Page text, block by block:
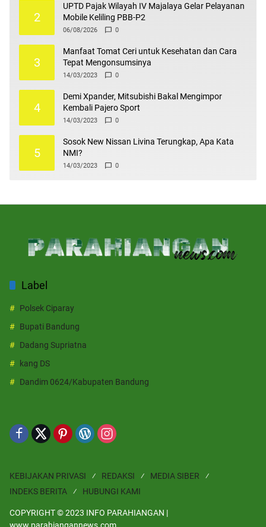
2
UPTD Pajak Wilayah IV Majalaya Gelar Pelayanan
Mobile Keliling PBB-P2
06/08/2026 0
3
Manfaat Tomat Ceri untuk Kesehatan dan Cara
Tepat Mengonsumsinya
14/03/2023 0
4
Demi Xpander, Mitsubishi Bakal Mengimpor
Kembali Pajero Sport
14/03/2023 0
5
Sosok New Nissan Livina Terungkap, Apa Kata
NMI?
14/03/2023 0
Label
Polsek Ciparay
Bupati Bandung
Dadang Supriatna
kang DS
Dandim 0624/Kabupaten Bandung
KEBIJAKAN PRIVASI REDAKSI
MEDIA SIBER
INDEKS BERITA
HUBUNGI KAMI
COPYRIGHT © 2023 INFO PARAHIANGAN |
www.parahiangannews.com